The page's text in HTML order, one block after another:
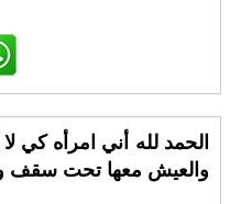
الحمد لله أني امرأه كي
والعيش معها تحت سقف